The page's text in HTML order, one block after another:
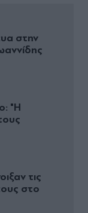
στην
"Η
τις
στο